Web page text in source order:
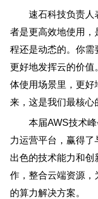
速石科技负责人表
者是更高效地使用，
程还是动怸的。你需
更好地发挥云的价值
体使用场景里，更好
来，这是我们最核心
本届AWS技术峰
力运营平台，赢得
出色的技术能力和
作，整合云端资源，
的算力解决方案。